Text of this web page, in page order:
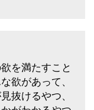
を満たすこと
欲があって、
抜けるやつ、